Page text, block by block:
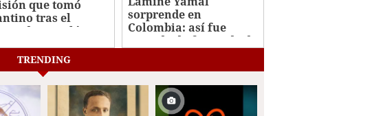
que tomó
tras el
de su polémico
millonario
sorprende en
Colombia: así fue
captado disfrutando de
TRENDING